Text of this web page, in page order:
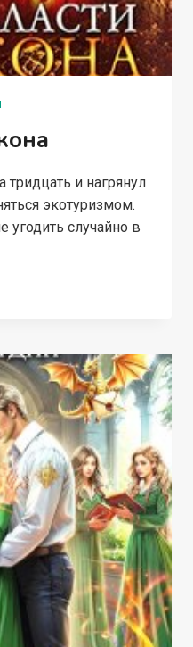
тридцать и нагрянул
экотуризмом.
угодить случайно в